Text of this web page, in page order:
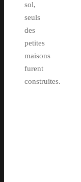
sol,
seuls
des
petites
maisons
furent
construites.